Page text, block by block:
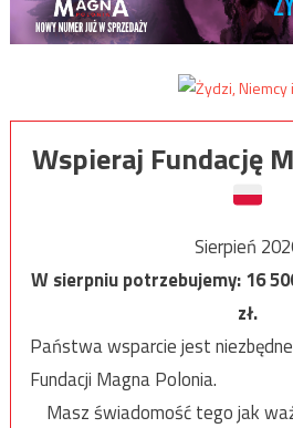
Wspieraj Fundację
Sierpień
W sierpniu potrzebujemy:16
zł.
Państwa wsparcie jest
Fundacji Magna Polonia.
Masz świadomość tego jak